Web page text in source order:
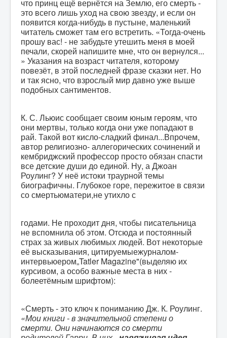
что принц ещё вернётся на Землю, его смерть -
это всего лишь уход на свою звезду, и если он
появится когда-нибудь в пустыне, маленький
читатель сможет там его встретить. «Тогда-очень
прошу вас! - не забудьте утешить меня в моей
печали, скорей напишите мне, что он вернулся...
» Указания на возраст читателя, которому
повезёт, в этой последней фразе сказки нет. Но
и так ясно, что взрослый мир давно уже выше
подобных сантиментов.
К. С. Льюис сообщает своим юным героям, что
они мертвы, только когда они уже попадают в
рай. Такой вот кисло-сладкий финал...Впрочем,
автор религиозно- аллегорических сочинений и
кембриджский профессор просто обязан спасти
все детские души до единой. Ну, а Джоан
Роулинг? У неё истоки траурной темы
биографичны. Глубокое горе, пережитое в связи
со смертьюматери,не утихло с
годами. Не проходит дня, чтобы писательница
не вспомнила об этом. Отсюда и постоянный
страх за живых любимых людей. Вот некоторые
её высказывания, цитируемыежурналом-
интервьюером„Tatler Magazine"(выделяю их
курсивом, а особо важные места в них -
болеетёмным шрифтом):
«Смерть - это ключ к пониманию Дж. К. Роулинг.
«Мои книги - в значительной степени о
смерти. Они начинаются со смерти